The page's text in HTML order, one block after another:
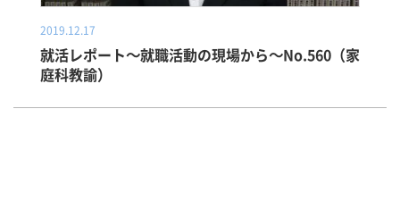
2019.12.17
就活レポート～就職活動の現場から～No.560（家
庭科教諭）